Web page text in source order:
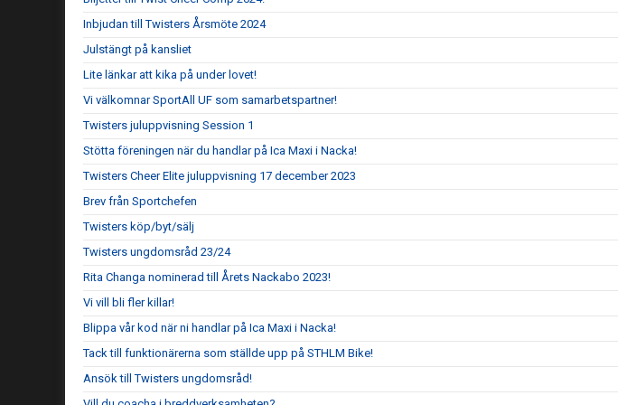
Inbjudan till Twisters Årsmöte 2024
Julstängt på kansliet
Lite länkar att kika på under lovet!
Vi välkomnar SportAll UF som samarbetspartner!
Twisters juluppvisning Session 1
Stötta föreningen när du handlar på Ica Maxi i Nacka!
Twisters Cheer Elite juluppvisning 17 december 2023
Brev från Sportchefen
Twisters köp/byt/sälj
Twisters ungdomsråd 23/24
Rita Changa nominerad till Årets Nackabo 2023!
Vi vill bli fler killar!
Blippa vår kod när ni handlar på Ica Maxi i Nacka!
Tack till funktionärerna som ställde upp på STHLM Bike!
Ansök till Twisters ungdomsråd!